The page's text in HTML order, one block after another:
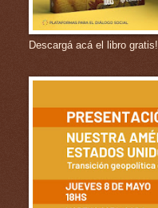
Descargá acá el libro gratis!